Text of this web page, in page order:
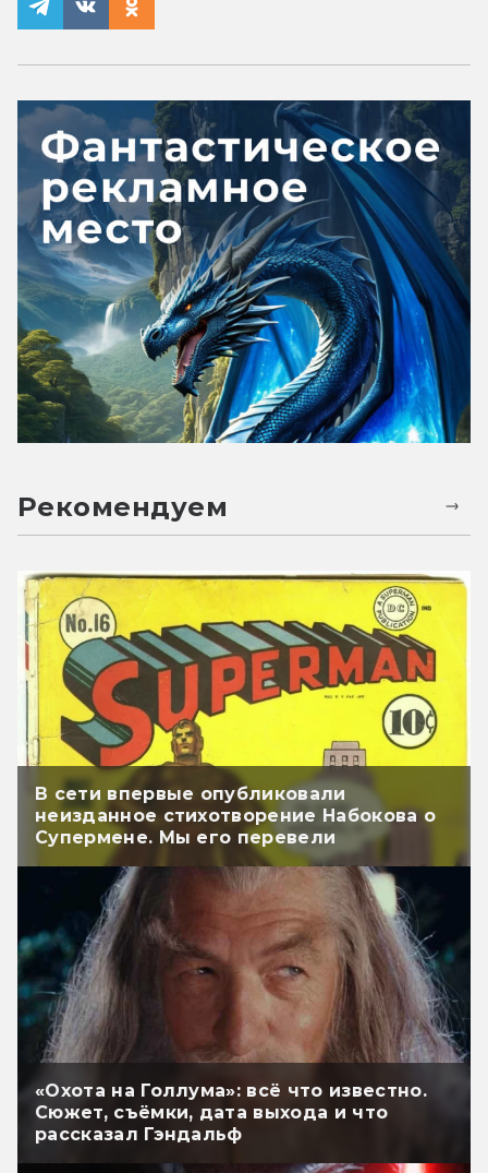
Рекомендуем
В сети впервые опубликовали
неизданное стихотворение Набокова о
Супермене. Мы его перевели
«Охота на Голлума»: всё что известно.
Сюжет, съёмки, дата выхода и что
рассказал Гэндальф